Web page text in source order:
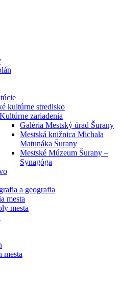
kultúrne stredisko
Kultúrne zariadenia
Galéria Mestský úrad Šurany
Mestská knižnica Michala
Matunáka Šurany
Mestské Múzeum Šurany –
Synagóga
a geografia
mesta
mesta
mesta